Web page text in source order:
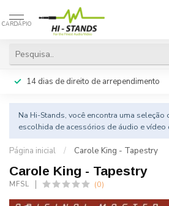
CARDÁPIO
14 dias de direito de arrependimento
Na Hi-Stands, você encontra uma
escolhida de acessórios de áudio e vídeo
Página inicial / Carole King - Tapestry
Carole King - Tapestry
MFSL (0)